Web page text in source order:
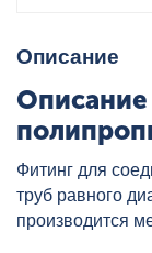
Описание
Описание
VALTEC,
Фитинг для
труб равного
производится